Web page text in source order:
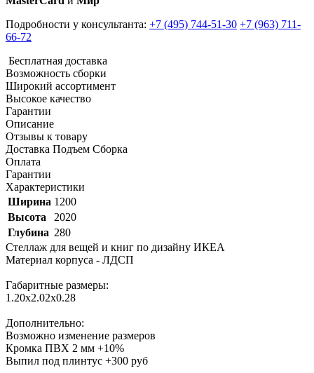
Подробности у консультанта: +7 (495) 744-51-30 +7 (963) 711-
66-72
Бесплатная доставка
Возможность сборки
Широкий ассортимент
Высокое качество
Гарантии
Описание
Отзывы к товару
Доставка Подъем Сборка
Оплата
Гарантии
Характеристики
Ширина 1200
Высота
2020
Глубина 280
Стеллаж для вещей и книг по дизайну ИКЕА
Материал корпуса - ЛДСП
Габаритные размеры:
1.20х2.02х0.28
Дополнительно:
Возможно изменение размеров
Кромка ПВХ 2 мм +10%
Выпил под плинтус +300 руб